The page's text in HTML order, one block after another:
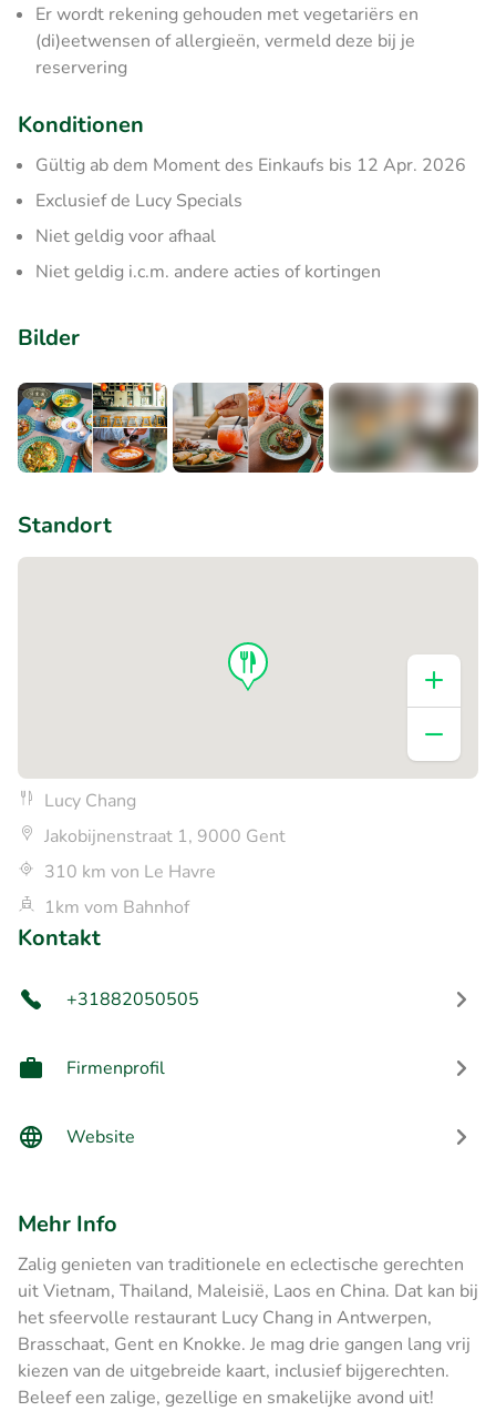
Er wordt rekening gehouden met vegetariërs en
(di)eetwensen of allergieën, vermeld deze bij je
reservering
Konditionen
Gültig ab dem Moment des Einkaufs bis 12 Apr. 2026
Exclusief de Lucy Specials
Niet geldig voor afhaal
Niet geldig i.c.m. andere acties of kortingen
Bilder
Standort
Lucy Chang
Jakobijnenstraat 1, 9000 Gent
310 km von Le Havre
1km vom Bahnhof
Kontakt
+31882050505
Firmenprofil
Website
Mehr Info
Zalig genieten van traditionele en eclectische gerechten
uit Vietnam, Thailand, Maleisië, Laos en China. Dat kan bij
het sfeervolle restaurant Lucy Chang in Antwerpen,
Brasschaat, Gent en Knokke. Je mag drie gangen lang vrij
kiezen van de uitgebreide kaart, inclusief bijgerechten.
Beleef een zalige, gezellige en smakelijke avond uit!